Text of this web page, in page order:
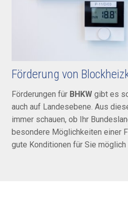
Förderung von
Förderungen für BHKWgibt es
auch auf Landes­ebene. Aus
immer schauen, ob Ihr
beson­dere Mög­lich­keiten einer
gute Kon­ditionen für Sie mög­lich